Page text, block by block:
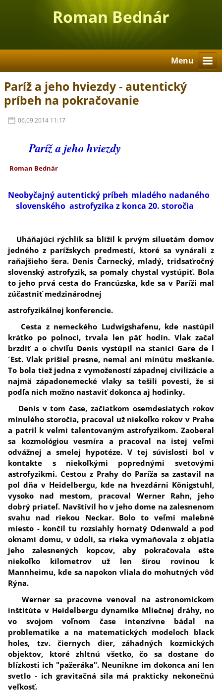
Roman Bednár
Menu
Paríž a jeho hviezdy - autentický
príbeh na pokračovanie
06.09.2014 11:17
Paríž a jeho hviezdy
Roman Bednár
Neobyčajný autentický príbeh mladého nadaného
slovenského astrofyzika z konca 20. storočia
Uháňajúci rýchlik sa blížil k prvým siluetám domov
jedného z parížskych predmestí, ktoré sa vynárali z
raňajšieho šera. Denis Čarnecký, mladý, tridsaťročný
slovenský astrofyzik, sa pomaly chystal vystúpiť. Bola
to jeho prvá cesta do Francúzska, kde sa v Paríži mal
zúčastniť medzinárodnej
astrofyzikálnej konferencie.
Cesta z nemeckého Ludwigshafenu, kde nastúpil
krátko po polnoci, trvala len päť hodín. Vlak začal
brzdiť a o chvíľu Denis vystúpil na stanici Gare de l
´Est. Vlak prišiel presne, nemal ani minútu meškanie.
To bola tiež jedna z vymožeností západnej civilizácie a
najmä západonemecké vlaky sa tešili povesti, že si
podľa nich možno nastaviť dokonca aj hodinky.
Denis v tom čase, začiatkom osemdesiatych rokov
minulého storočia, pracoval už niekoľko rokov v Prahe
a patril k velmi talentovaným astrofyzikom. Zaoberal
sa kozmológiou vesmíra a pracoval na istej veľmi
odvážnej a smelej hypotéze. V tej súvislosti bol v
kontakte s niekoľkými poprednými svetovými
astrofyzikmi. Cestou z Prahy do Paríža sa zastavil na
pol dňa v Heidelbergu, kde na hvezdárni Königstuhl,
vysoko nad mestom, pracoval Werner Rahn, jeho
dobrý priateľ. Navštívil ho v jeho dome na zalesnenom
svahu nad riekou Neckar. Bolo to veľmi malebné
miesto - končil tu rozsiahly hornatý Odenwald a pod
oknami domu, v údoli, sa rieka vymaňovala z objatia
jeho zalesnených kopcov, aby pokračovala ešte
niekoľko kilometrov už len šírou rovinou k
Mannheimu, kde sa napokon vliala do mohutných vôd
Rýna.
Werner sa pracovne venoval na astronomickom
inštitúte v Heidelbergu dynamike Mliečnej dráhy, no
vo svojom voľnom čase intenzívne bádal na
problematike a na matematických modeloch black
holes, tzv. čiernych dier, záhadných kozmických
objektov, ktoré zhltnú všetko, čo sa dostane do
blízkosti ich "pažeráka". Neunikne im dokonca ani len
svetlo - ich gravitačná sila má prakticky nekonečnú
veľkosť.